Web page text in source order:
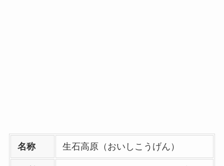
名称 生石高原（おいしこうげん）